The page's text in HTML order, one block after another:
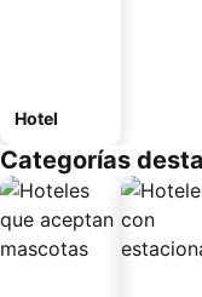
Hotel
Categorías